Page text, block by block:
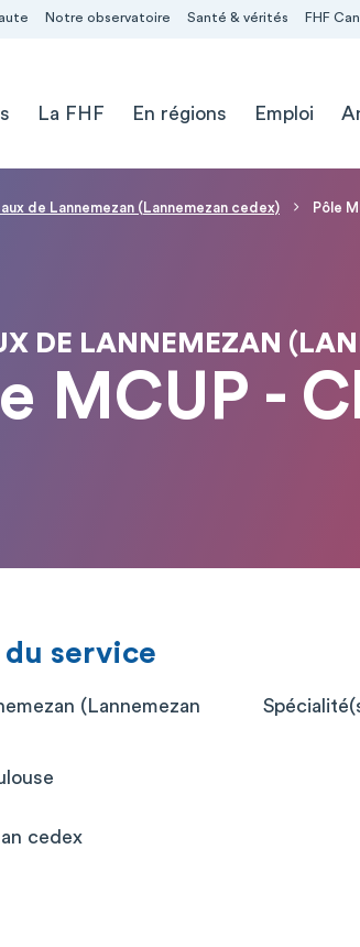
Notre observatoire Santé & vérités FHF
La FHF En régions Emploi
de Lannemezan (Lannemezan cedex) Pôle
DE LANNEMEZAN
MCUP -
service
(Lannemezan
cedex